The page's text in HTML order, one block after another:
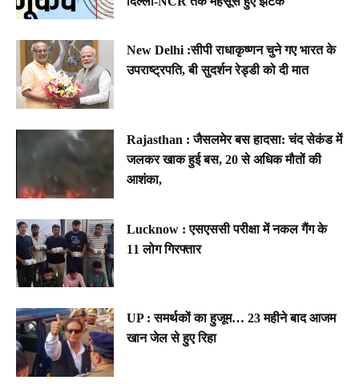
New Delhi :सीपी राधाकृष्णन चुने गए भारत के
उपराष्ट्रपति, बी सुदर्शन रेड्डी को दी मात
Rajasthan : जैसलमेर बस हादसा: चंद सेकंड में
जलकर खाक हुई बस, 20 से अधिक मौतों की
आशंका,
Lucknow : एसएससी परीक्षा में नकल गैंग के
11 लोग गिरफ्तार
UP : समर्थकों का हुजूम… 23 महीने बाद आजम
खान जेल से हुए रिहा